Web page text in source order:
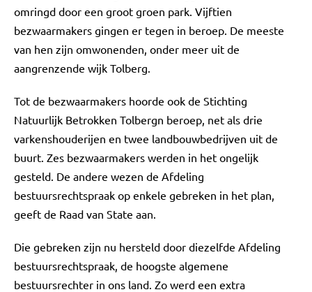
omringd door een groot groen park. Vijftien
bezwaarmakers gingen er tegen in beroep. De meeste
van hen zijn omwonenden, onder meer uit de
aangrenzende wijk Tolberg.
Tot de bezwaarmakers hoorde ook de Stichting
Natuurlijk Betrokken Tolbergn beroep, net als drie
varkenshouderijen en twee landbouwbedrijven uit de
buurt. Zes bezwaarmakers werden in het ongelijk
gesteld. De andere wezen de Afdeling
bestuursrechtspraak op enkele gebreken in het plan,
geeft de Raad van State aan.
Die gebreken zijn nu hersteld door diezelfde Afdeling
bestuursrechtspraak, de hoogste algemene
bestuursrechter in ons land. Zo werd een extra